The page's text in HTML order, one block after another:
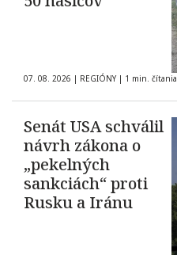
07. 08. 2026 | REGIÓNY | 1 min. čítania
Senát USA schválil
návrh zákona o
„pekelných
sankciách“ proti
Rusku a Iránu